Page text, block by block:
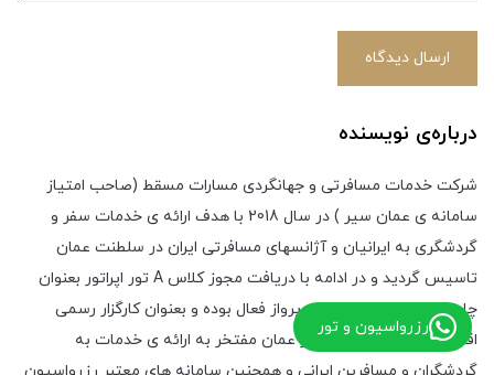
ارسال دیدگاه
درباره‌ی نویسنده
شرکت خدمات مسافرتی و جهانگردی مسارات مسقط (صاحب امتیاز
سامانه ی عمان سیر ) در سال 2018 با هدف ارائه ی خدمات سفر و
گردشگری به ایرانیان و آژانسهای مسافرتی ایران در سلطنت عمان
تاسیس گردید و در ادامه با دریافت مجوز کلاس A تور اپراتور بعنوان
چارتر کننده ی اصلی هتل و پرواز فعال بوده و بعنوان کارگزار رسمی
اقامت و گردشگری در کشور عمان مفتخر به ارائه ی خدمات به
رزرواسیون و تور